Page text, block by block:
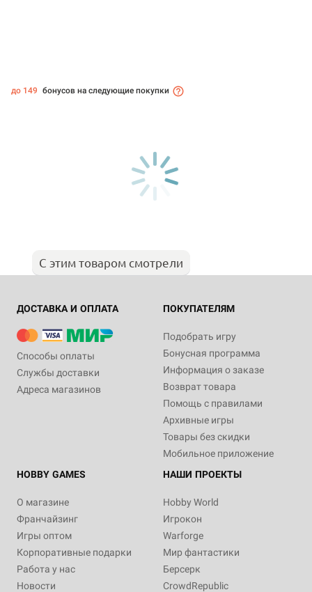
до 149 бонусов на следующие покупки
С этим товаром смотрели
ДОСТАВКА И ОПЛАТА
Способы оплаты
Службы доставки
Адреса магазинов
ПОКУПАТЕЛЯМ
Подобрать игру
Бонусная программа
Информация о заказе
Возврат товара
Помощь с правилами
Архивные игры
Товары без скидки
Мобильное приложение
HOBBY GAMES
О магазине
Франчайзинг
Игры оптом
Корпоративные подарки
Работа у нас
Новости
НАШИ ПРОЕКТЫ
Hobby World
Игрокон
Warforge
Мир фантастики
Берсерк
CrowdRepublic